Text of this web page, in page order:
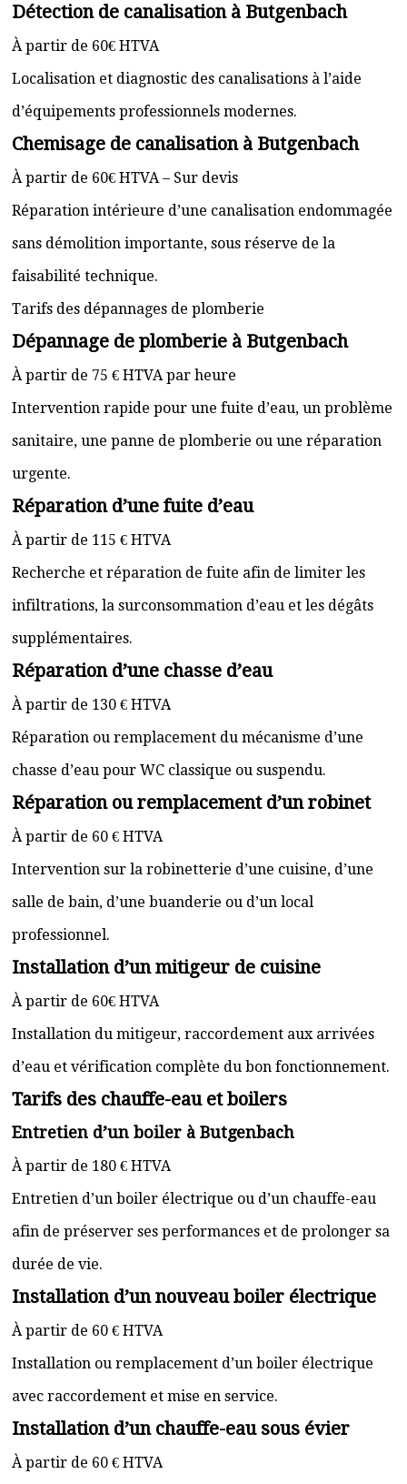
Détection de canalisation à Butgenbach
À partir de 60€ HTVA
Localisation et diagnostic des canalisations à l’aide
d’équipements professionnels modernes.
Chemisage de canalisation à Butgenbach
À partir de 60€ HTVA – Sur devis
Réparation intérieure d’une canalisation endommagée
sans démolition importante, sous réserve de la
faisabilité technique.
Tarifs des dépannages de plomberie
Dépannage de plomberie à Butgenbach
À partir de 75 € HTVA par heure
Intervention rapide pour une fuite d’eau, un problème
sanitaire, une panne de plomberie ou une réparation
urgente.
Réparation d’une fuite d’eau
À partir de 115 € HTVA
Recherche et réparation de fuite afin de limiter les
infiltrations, la surconsommation d’eau et les dégâts
supplémentaires.
Réparation d’une chasse d’eau
À partir de 130 € HTVA
Réparation ou remplacement du mécanisme d’une
chasse d’eau pour WC classique ou suspendu.
Réparation ou remplacement d’un robinet
À partir de 60 € HTVA
Intervention sur la robinetterie d’une cuisine, d’une
salle de bain, d’une buanderie ou d’un local
professionnel.
Installation d’un mitigeur de cuisine
À partir de 60€ HTVA
Installation du mitigeur, raccordement aux arrivées
d’eau et vérification complète du bon fonctionnement.
Tarifs des chauffe-eau et boilers
Entretien d’un boiler à Butgenbach
À partir de 180 € HTVA
Entretien d’un boiler électrique ou d’un chauffe-eau
afin de préserver ses performances et de prolonger sa
durée de vie.
Installation d’un nouveau boiler électrique
À partir de 60 € HTVA
Installation ou remplacement d’un boiler électrique
avec raccordement et mise en service.
Installation d’un chauffe-eau sous évier
À partir de 60 € HTVA